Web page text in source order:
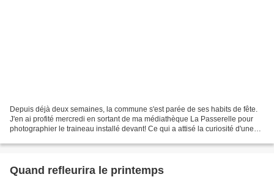
Depuis déjà deux semaines, la commune s'est parée de ses habits de fête.
J'en ai profité mercredi en sortant de ma médiathèque La Passerelle pour
photographier le traineau installé devant! Ce qui a attisé la curiosité d'une
Quand refleurira le printemps